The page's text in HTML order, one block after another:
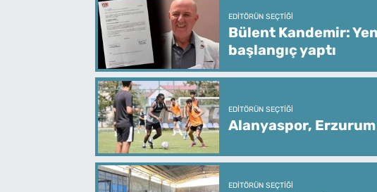
EDITÖRÜN SEÇTIĞI
Bülent Kandemir:
başlangıç yaptı
EDITÖRÜN SEÇTIĞI
Alanyaspor, Erzurum
EDITÖRÜN SEÇTIĞI